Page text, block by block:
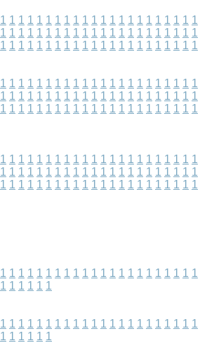
1 1 1 1 1 1 1 1 1 1 1 1 1 1 1 1 1 1 1 1 1 1
1 1 1 1 1 1 1 1 1 1 1 1 1 1 1 1 1 1 1 1 1 1
1 1 1 1 1 1 1 1 1 1 1 1 1 1 1 1 1 1 1 1 1 1
1 1 1 1 1 1 1 1 1 1 1 1 1 1 1 1 1 1 1 1 1 1
1 1 1 1 1 1 1 1 1 1 1 1 1 1 1 1 1 1 1 1 1 1
1 1 1 1 1 1 1 1 1 1 1 1 1 1 1 1 1 1 1 1 1 1
1 1 1 1 1 1 1 1 1 1 1 1 1 1 1 1 1 1 1 1 1 1
1 1 1 1 1 1 1 1 1 1 1 1 1 1 1 1 1 1 1 1 1 1
1 1 1 1 1 1 1 1 1 1 1 1 1 1 1 1 1 1 1 1 1 1
1 1 1 1 1 1 1 1 1 1 1 1 1 1 1 1 1 1 1 1 1 1
1 1 1 1 1 1
1 1 1 1 1 1 1 1 1 1 1 1 1 1 1 1 1 1 1 1 1 1
1 1 1 1 1 1